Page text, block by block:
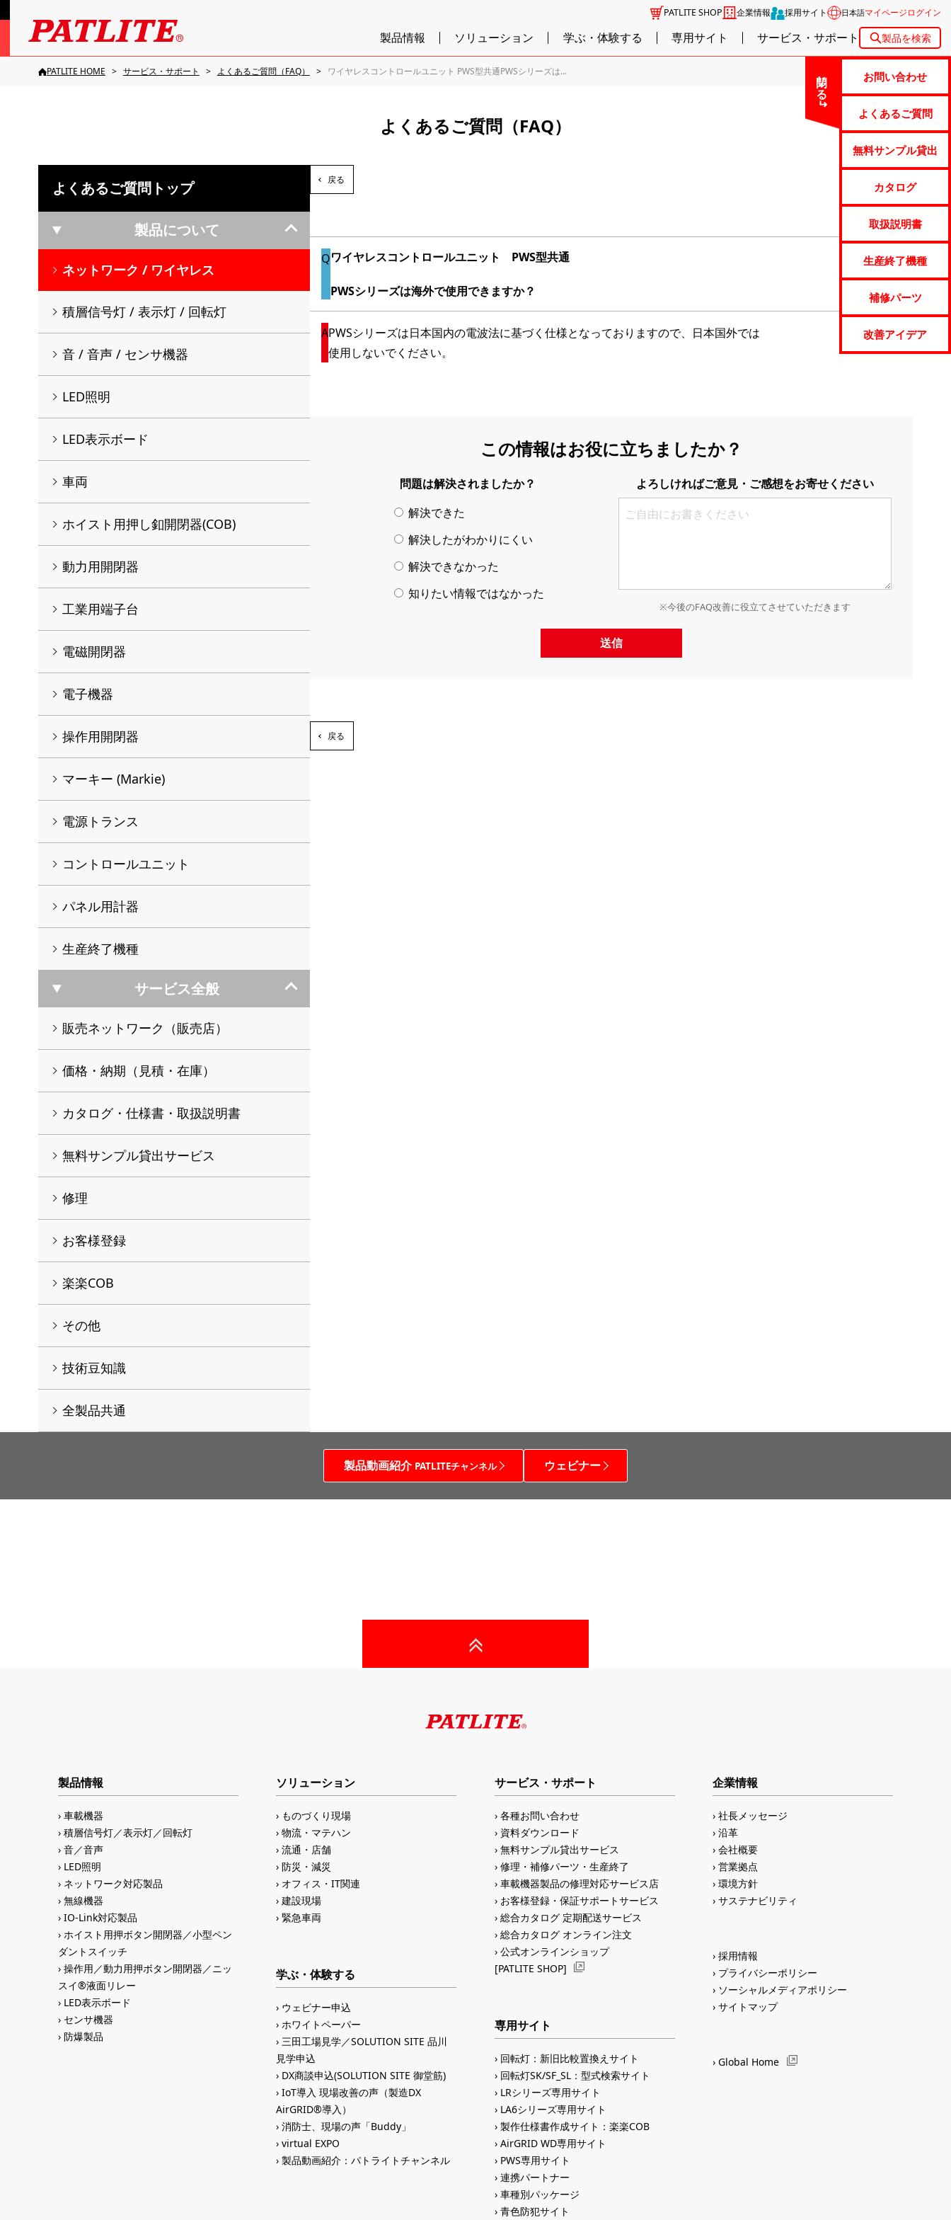
PATLITE SHOP 企業情報 採用サイト 日本語マイページログイン
製品情報 ソリューション 学ぶ・体験する 専用サイト サービス・サポート 製品を検索
閉じる お問い合わせ
よくあるご質問
無料サンプル貸出
カタログ
取扱説明書
生産終了機種
補修パーツ
改善アイデア
PATLITE HOME サービス・サポート よくあるご質問（FAQ） ワイヤレスコントロールユニット PWS型共通PWSシリーズは...
よくあるご質問（FAQ）
戻る
ワイヤレスコントロールユニット PWS型共通
PWSシリーズは海外で使用できますか？
PWSシリーズは日本国内の電波法に基づく仕様となっておりますので、日本国外では
使用しないでください。
この情報はお役に立ちましたか？
問題は解決されましたか？
解決できた
解決したがわかりにくい
解決できなかった
知りたい情報ではなかった
よろしければご意見・ご感想をお寄せください
※今後のFAQ改善に役立てさせていただきます
送信
戻る
よくあるご質問トップ
製品について
ネットワーク / ワイヤレス
積層信号灯 / 表示灯 / 回転灯
音 / 音声 / センサ機器
LED照明
LED表示ボード
車両
ホイスト用押し釦開閉器(COB)
動力用開閉器
工業用端子台
電磁開閉器
電子機器
操作用開閉器
マーキー (Markie)
電源トランス
コントロールユニット
パネル用計器
生産終了機種
サービス全般
販売ネットワーク（販売店）
価格・納期（見積・在庫）
カタログ・仕様書・取扱説明書
無料サンプル貸出サービス
修理
お客様登録
楽楽COB
その他
技術豆知識
全製品共通
製品動画紹介 PATLITEチャンネル ウェビナー
製品情報
車載機器
積層信号灯／表示灯／回転灯
音／音声
LED照明
ネットワーク対応製品
無線機器
IO-Link対応製品
ホイスト用押ボタン開閉器／小型ペン
ダントスイッチ
操作用／動力用押ボタン開閉器／ニッ
スイ®液面リレー
LED表示ボード
センサ機器
防爆製品
ソリューション
ものづくり現場
物流・マテハン
流通・店舗
防災・減災
オフィス・IT関連
建設現場
緊急車両
学ぶ・体験する
ウェビナー申込
ホワイトペーパー
三田工場見学／SOLUTION SITE 品川
見学申込
DX商談申込(SOLUTION SITE 御堂筋)
IoT導入 現場改善の声（製造DX
AirGRID®導入）
消防士、現場の声「Buddy」
virtual EXPO
製品動画紹介：パトライトチャンネル
サービス・サポート
各種お問い合わせ
資料ダウンロード
無料サンプル貸出サービス
修理・補修パーツ・生産終了
車載機器製品の修理対応サービス店
お客様登録・保証サポートサービス
総合カタログ 定期配送サービス
総合カタログ オンライン注文
公式オンラインショップ
[PATLITE SHOP]
専用サイト
回転灯：新旧比較置換えサイト
回転灯SK/SF_SL：型式検索サイト
LRシリーズ専用サイト
LA6シリーズ専用サイト
製作仕様書作成サイト：楽楽COB
AirGRID WD専用サイト
PWS専用サイト
連携パートナー
車種別パッケージ
青色防犯サイト
企業情報
社長メッセージ
沿革
会社概要
営業拠点
環境方針
サステナビリティ
採用情報
プライバシーポリシー
ソーシャルメディアポリシー
サイトマップ
Global Home